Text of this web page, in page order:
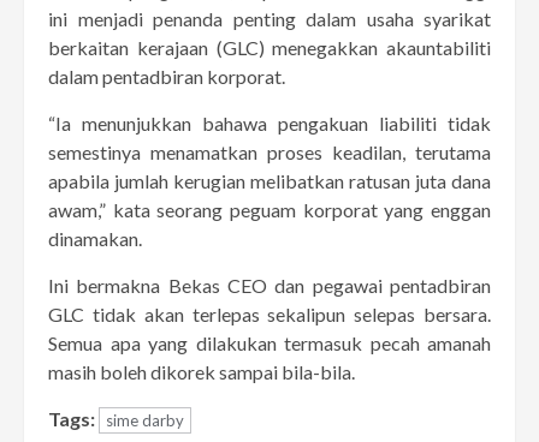
ini menjadi penanda penting dalam usaha syarikat
berkaitan kerajaan (GLC) menegakkan akauntabiliti
dalam pentadbiran korporat.
“Ia menunjukkan bahawa pengakuan liabiliti tidak
semestinya menamatkan proses keadilan, terutama
apabila jumlah kerugian melibatkan ratusan juta dana
awam,” kata seorang peguam korporat yang enggan
dinamakan.
Ini bermakna Bekas CEO dan pegawai pentadbiran
GLC tidak akan terlepas sekalipun selepas bersara.
Semua apa yang dilakukan termasuk pecah amanah
masih boleh dikorek sampai bila-bila.
Tags: sime darby